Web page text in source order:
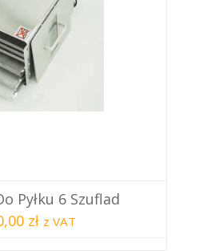
Pyłku 6 Szuflad
zł z VAT